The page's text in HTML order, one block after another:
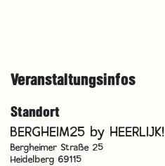
Veranstaltungsinfos
Standort
BERGHEIM25 by HEERLIJK!
Bergheimer Straße 25
Heidelberg 69115